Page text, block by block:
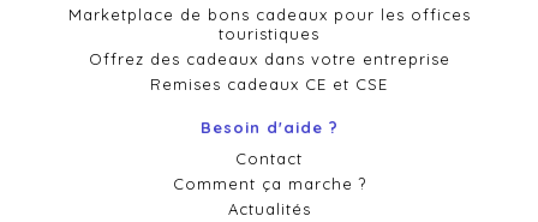
Marketplace de bons cadeaux pour les offices
touristiques
Offrez des cadeaux dans votre entreprise
Remises cadeaux CE et CSE
Besoin d'aide ?
Contact
Comment ça marche ?
Actualités